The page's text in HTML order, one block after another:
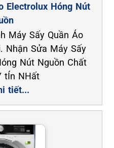
Electrolux Hóng Nút
Máy Sấy Quần Áo
Nhận Sửa Máy Sấy
Nút Nguồn Chất
tÍn NHất
tiết...